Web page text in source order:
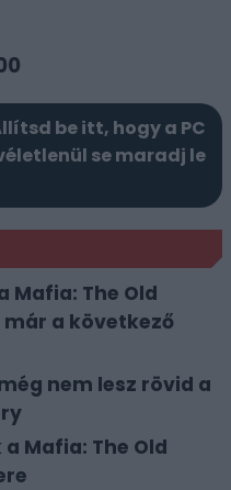
be itt, hogy a PC
se maradj le
Mafia: The Old
a következő
nem lesz rövid a
Mafia: The Old